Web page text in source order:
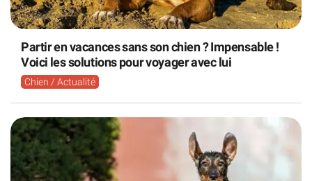
Partir en vacances sans son chien ? Impensable !
Voici les solutions pour voyager avec lui
Chien / Actualité